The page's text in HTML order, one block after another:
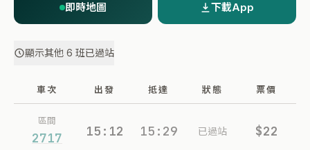
即時地圖 下載App
顯示其他 6 班已過站
車次 出發 抵達 狀態 票價
區間
2717 15:12 15:29 已過站 $22